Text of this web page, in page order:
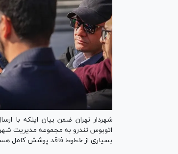
شهردار تهران ضمن بیان اینکه با
اتوبوس تندرو به مجموعه مدیریت
بسیاری از خطوط فاقد پوشش کامل